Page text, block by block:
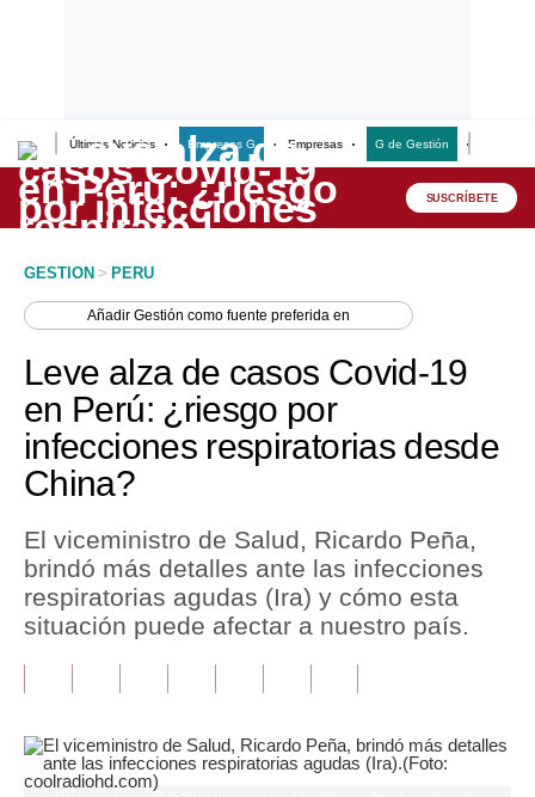
Últimas Noticias Empresas G Empresas G de Gestión
Lo último
Peru Quiosco
Economía
Mercados
Perú
Política
Tu Dinero
Finanzas Personales
Opinión
SUSCRÍBETE
GESTION > PERU
AñadirGestión como fuente preferida en
Leve alza de casos Covid-19
en Perú: ¿riesgo por
infecciones respiratorias desde
China?
El viceministro de Salud, Ricardo Peña,
brindó más detalles ante las infecciones
respiratorias agudas (Ira) y cómo esta
situación puede afectar a nuestro país.